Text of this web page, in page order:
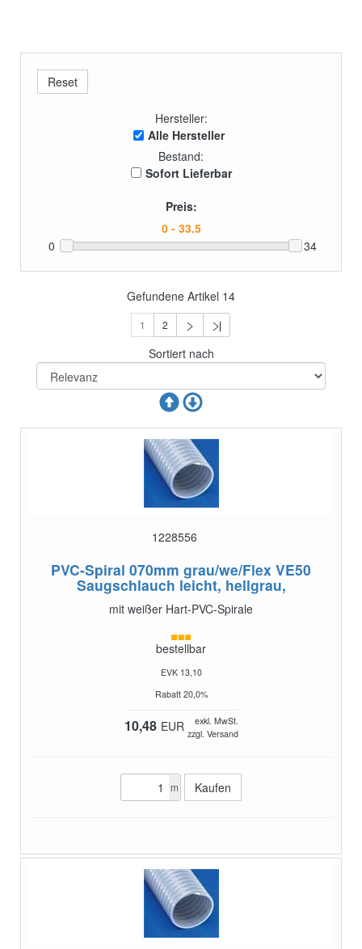
Hersteller:
Alle Hersteller
Bestand:
Sofort Lieferbar
Preis:
0 34
Gefundene Artikel 14
1 2
Sortiert nach
1228556
PVC-Spiral 070mm grau/we/Flex VE50
Saugschlauch leicht, hellgrau,
mit weißer Hart-PVC-Spirale
bestellbar
EVK 13,10
Rabatt 20,0%
10,48 EUR
exkl. MwSt.
zzgl. Versand
m